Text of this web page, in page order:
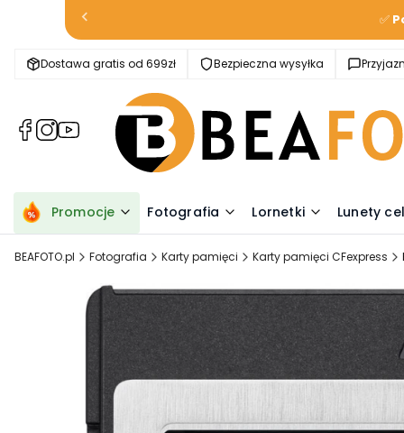
✅
Dostawa gratis od 699zł Bezpieczna wysyłka
(Otwiera
karcie)
(Otwiera
karcie)
(Otwiera
karcie)
Promocje Fotografia Lornetki Lunety
BEAFOTO.pl Fotografia Karty pamięci Karty pamięci CFexpress